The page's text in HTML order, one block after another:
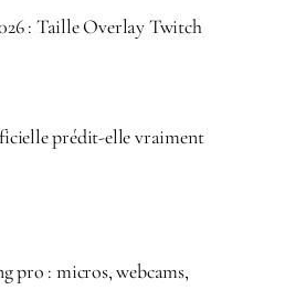
: Taille Overlay Twitch
prédit-elle vraiment
pro : micros, webcams,